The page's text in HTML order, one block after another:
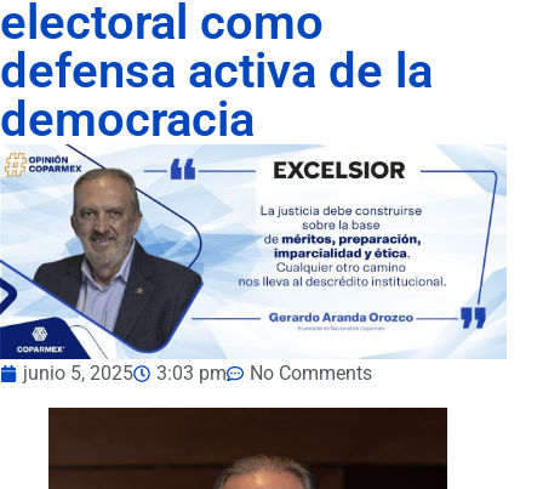
electoral como
defensa activa de la
democracia
junio 5, 2025 3:03 pm No Comments